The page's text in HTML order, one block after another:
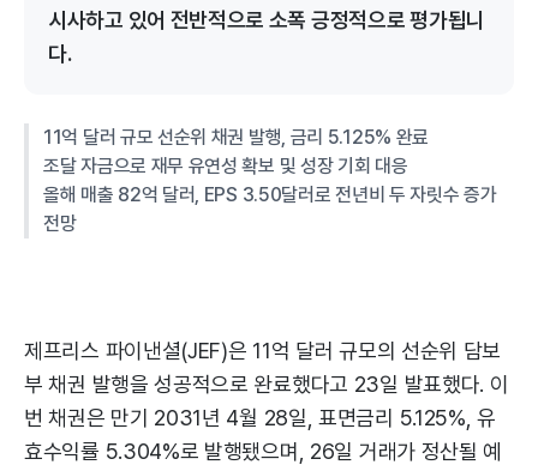
시사하고 있어 전반적으로 소폭 긍정적으로 평가됩니
다.
11억 달러 규모 선순위 채권 발행, 금리 5.125% 완료
조달 자금으로 재무 유연성 확보 및 성장 기회 대응
올해 매출 82억 달러, EPS 3.50달러로 전년비 두 자릿수 증가
전망
제프리스 파이낸셜(JEF)은 11억 달러 규모의 선순위 담보
부 채권 발행을 성공적으로 완료했다고 23일 발표했다. 이
번 채권은 만기 2031년 4월 28일, 표면금리 5.125%, 유
효수익률 5.304%로 발행됐으며, 26일 거래가 정산될 예